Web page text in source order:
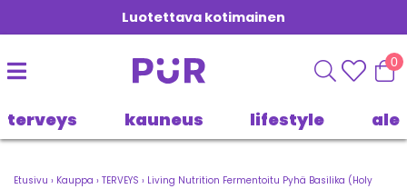
Luotettava kotimainen
0
terveys kauneus lifestyle ale
Etusivu › Kauppa › TERVEYS › Living Nutrition Fermentoitu Pyhä Basilika (Holy